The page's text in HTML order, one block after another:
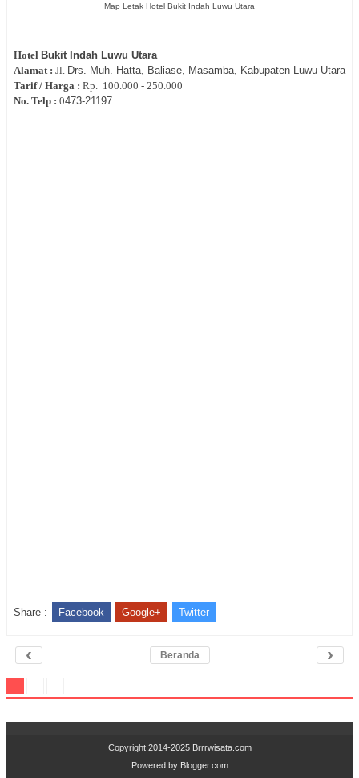
Map Letak Hotel Bukit Indah Luwu Utara
Hotel Bukit Indah Luwu Utara
Alamat : Jl. Drs. Muh. Hatta, Baliase, Masamba, Kabupaten Luwu Utara
Tarif / Harga : Rp. 100.000 - 250.000
No. Telp : 0473-21197
Share : Facebook Google+ Twitter
‹ ›
Beranda
Copyright 2014-2025 Brrrwisata.com
Powered by Blogger.com